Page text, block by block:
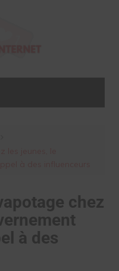
chez
à des